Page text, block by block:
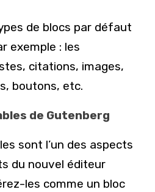
de blocs par défaut
exemple : les
citations, images,
boutons, etc.
de Gutenberg
sont l’un des aspects
du nouvel éditeur
les comme un bloc